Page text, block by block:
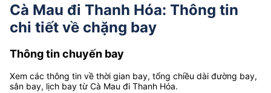
Cà Mau đi Thanh Hóa: Thông tin
chi tiết về chặng bay
Thông tin chuyến bay
Xem các thông tin về thời gian bay, tổng chiều dài đường bay,
sân bay, lịch bay từ Cà Mau đi Thanh Hóa.